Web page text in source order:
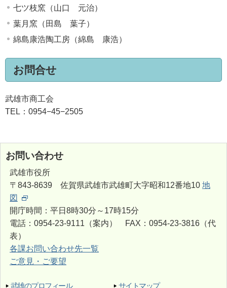
七ツ枝窯（山口 元治）
葉月窯（田島 葉子）
綿島康浩陶工房（綿島 康浩）
お問合せ
武雄市商工会
TEL：0954−45−2505
お問い合わせ
武雄市役所
〒843-8639 佐賀県武雄市武雄町大字昭和12番地10 地
図
開庁時間：平日8時30分～17時15分
電話：0954-23-9111（案内） FAX：0954-23-3816（代
表）
各課お問い合わせ先一覧
ご意見・ご要望
武雄のプロフィール サイトマップ